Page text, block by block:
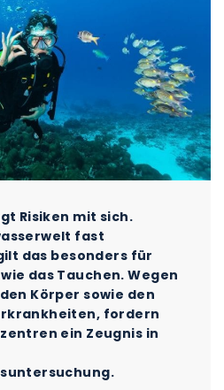
Risiken mit sich.
fast
das besonders für
das Tauchen. Wegen
Körper sowie den
fordern
ein Zeugnis in